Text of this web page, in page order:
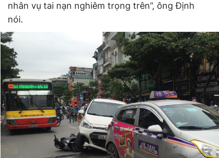
Đặt báo Quảng cáo RSS Tòa soạn Chính sách bảo
Tổng biên tập: Nguyễn Ngọc Toàn
Phó tổng biên tập thường trực: Hải Thành
Phó tổng biên tập: Lâm Hiếu Dũng
Phó tổng biên tập: Trần Việt Hưng
Tổng thư ký tòa soạn: Đức Trung
Giấy phép xuất bản số 110/GP - BTTTT cấp ngày 24.3.2020
© 2003-2026 Bản quyền thuộc về Báo Thanh Niên. Cấm sao
chép dưới mọi hình thức nếu không có sự chấp thuận bằng văn
bản. Phát triển bởi ePi Technologies, JSC.
nhân vụ tai nạn nghiêm trọng trên”, ông Định
nói.